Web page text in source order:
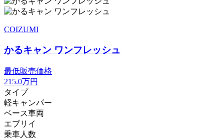
COIZUMI
かるキャン ワンフレッシュ
最低販売価格
215.0万円
タイプ
軽キャンパー
ベース車両
エブリイ
乗車人数